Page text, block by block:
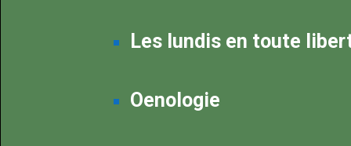
Les lundis en toute
Oenologie